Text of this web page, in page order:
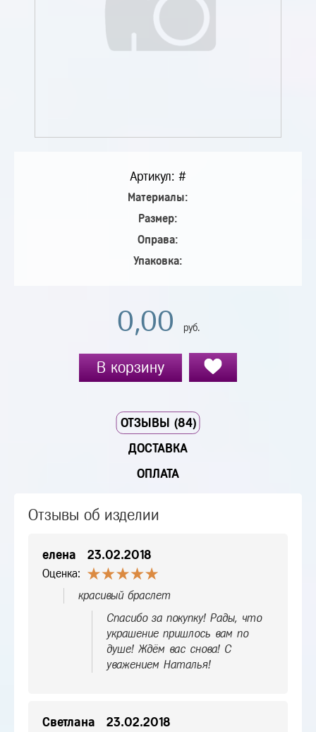
Артикул: #
Материалы:
Размер:
Оправа:
Упаковка:
0,00 руб.
В корзину
ОТЗЫВЫ (84)
ДОСТАВКА
ОПЛАТА
Отзывы об изделии
елена 23.02.2018
Оценка:
красивый браслет
Спасибо за покупку! Рады, что
украшение пришлось вам по
душе! Ждём вас снова! С
уважением Наталья!
Светлана 23.02.2018